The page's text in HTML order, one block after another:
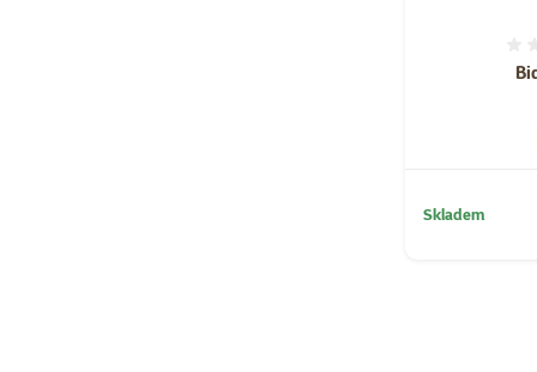
Skladem